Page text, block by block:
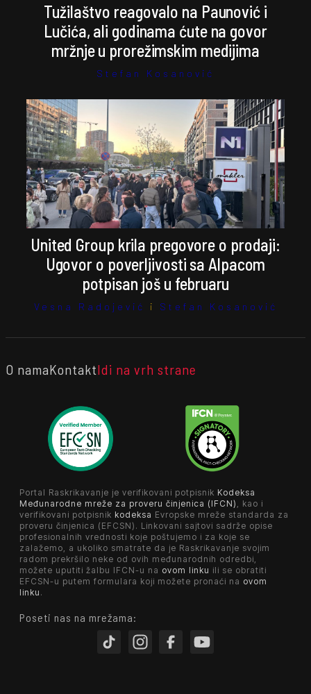
Tužilaštvo reagovalo na Paunović i
Lučića, ali godinama ćute na govor
mržnje u prorežimskim medijima
Stefan Kosanović
United Group krila pregovore o prodaji:
Ugovor o poverljivosti sa Alpacom
potpisan još u februaru
Vesna Radojević i Stefan Kosanović
O namaKontaktIdi na vrh strane
Portal Raskrikavanje je verifikovani potpisnik Kodeksa
Međunarodne mreže za proveru činjenica (IFCN)
, kao i
verifikovani potpisnik kodeksa Evropske mreže standarda za
proveru činjenica (EFCSN). Linkovani sajtovi sadrže opise
profesionalnih vrednosti koje poštujemo i za koje se
zalažemo, a ukoliko smatrate da je Raskrikavanje svojim
radom prekršilo neke od ovih međunarodnih odredbi,
možete uputiti žalbu IFCN-u na ovom linku ili se obratiti
EFCSN-u putem formulara koji možete pronaći na ovom
linku .
Poseti nas na mrežama: